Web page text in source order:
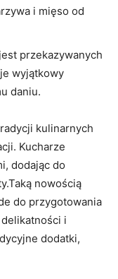
i mięso od
przekazywanych
wyjątkowy
daniu.
kulinarnych
Kucharze
dodając do
nowością
do przygotowania
i
dodatki,